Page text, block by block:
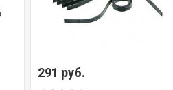
291 руб.